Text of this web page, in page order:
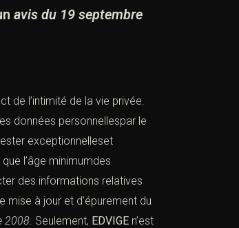
avis du 19 septembre
de l’intimité de la vie privée.
données personnellespar le
exceptionnelleset
l’âge minimumdes
des informations relatives
mise à jour et d’épurement du
2008 Seulement, EDVIGE n’est